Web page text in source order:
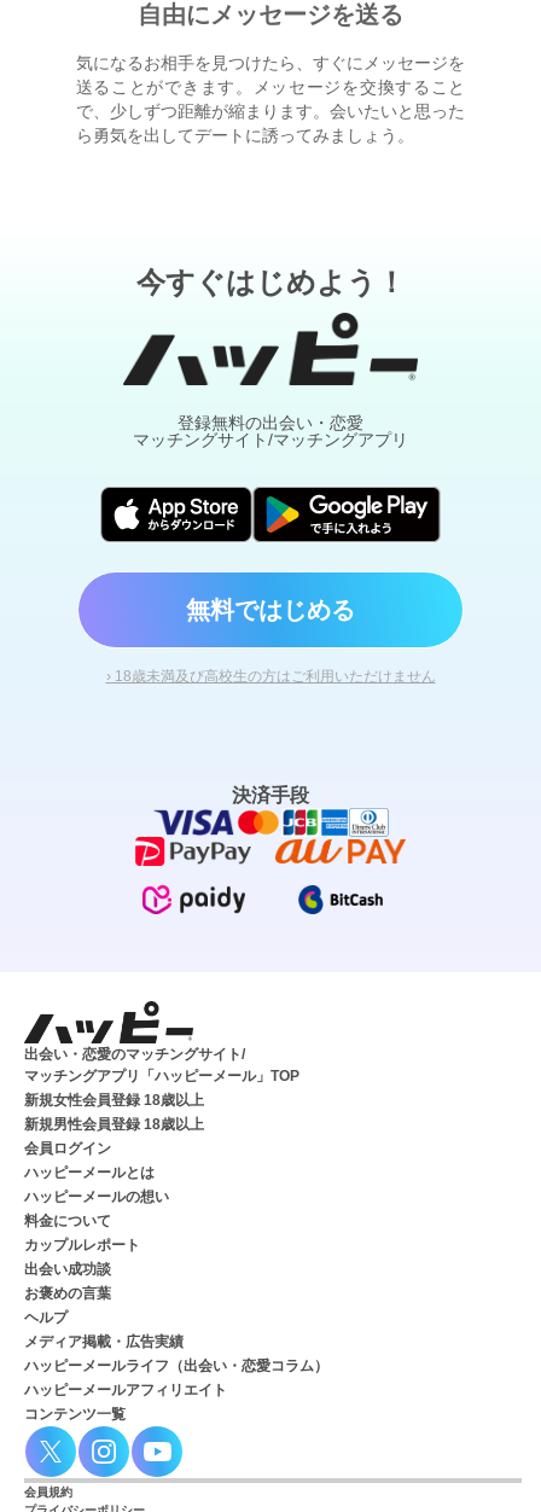
自由にメッセージを送る
気になるお相手を見つけたら、すぐにメッセージを
送ることができます。メッセージを交換すること
で、少しずつ距離が縮まります。会いたいと思った
ら勇気を出してデートに誘ってみましょう。
今すぐはじめよう！
登録無料の出会い・恋愛
マッチングサイト/マッチングアプリ
無料ではじめる
› 18歳未満及び高校生の方はご利用いただけません
決済手段
出会い・恋愛のマッチングサイト/
マッチングアプリ「ハッピーメール」TOP
新規女性会員登録 18歳以上
新規男性会員登録 18歳以上
会員ログイン
ハッピーメールとは
ハッピーメールの想い
料金について
カップルレポート
出会い成功談
お褒めの言葉
ヘルプ
メディア掲載・広告実績
ハッピーメールライフ（出会い・恋愛コラム）
ハッピーメールアフィリエイト
コンテンツ一覧
会員規約